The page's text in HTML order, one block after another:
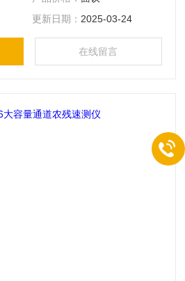
》标准的技术要求设计。可对果蔬
药的含量进行快速的检测。该仪可
测中心、集贸市场、超市、环保、
位对果蔬中农药残留的测定。
更新日期： 2025-03-24
在线留言